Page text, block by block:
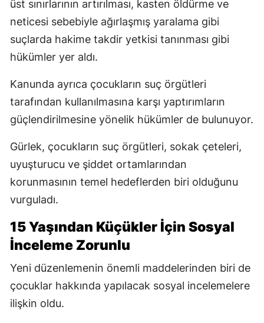
üst sınırlarının artırılması, kasten öldürme ve
neticesi sebebiyle ağırlaşmış yaralama gibi
suçlarda hakime takdir yetkisi tanınması gibi
hükümler yer aldı.
Kanunda ayrıca çocukların suç örgütleri
tarafından kullanılmasına karşı yaptırımların
güçlendirilmesine yönelik hükümler de bulunuyor.
Gürlek, çocukların suç örgütleri, sokak çeteleri,
uyuşturucu ve şiddet ortamlarından
korunmasının temel hedeflerden biri olduğunu
vurguladı.
15 Yaşından Küçükler İçin Sosyal
İnceleme Zorunlu
Yeni düzenlemenin önemli maddelerinden biri de
çocuklar hakkında yapılacak sosyal incelemelere
ilişkin oldu.